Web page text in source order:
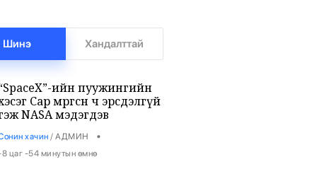
Шинэ Хандалттай
ийн пуужингийн
Сар мөргөсөн ч эрсдэлгүй
NASA мэдэгдэв
хачин / АДМИН •
цаг -54 минутын өмнө